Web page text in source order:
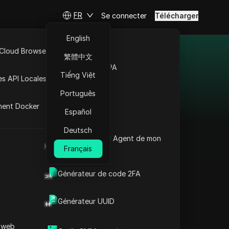
Marché de la RPA
Quel est le User Agent de mon
navigateur
Générateur de code 2FA
Générateur UUID
Browser MCP
API Locales
Docker
FR
English
繁體中文
Tiếng Việt
Português
Español
Deutsch
Français
Se connecter Télécharger
avantages d'utiliser
(FAI), tels que
à des données
les IP rotatives et
sélectionnée pour
Zyte
plateforme de web